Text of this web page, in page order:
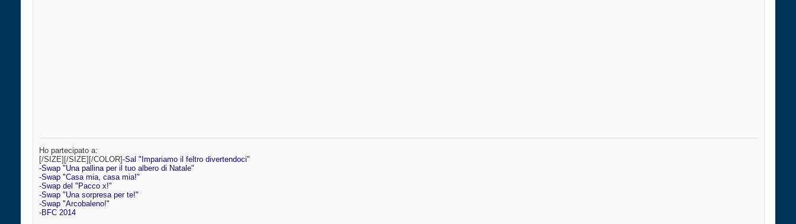
Ho partecipato a:
[/SIZE][/SIZE][/COLOR]-Sal "Impariamo il feltro divertendoci"
-Swap "Una pallina per il tuo albero di Natale"
-Swap "Casa mia, casa mia!"
-Swap del "Pacco x!"
-Swap "Una sorpresa per te!"
-Swap "Arcobaleno!"
-BFC 2014